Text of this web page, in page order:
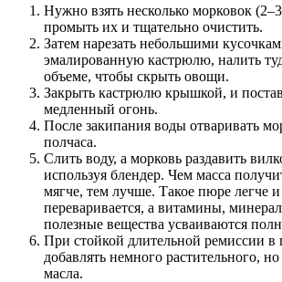
Нужно взять несколько морковок
промыть их и тщательно очистить.
Затем нарезать небольшими
эмалированную кастрюлю, налить
объеме, чтобы скрыть овощи.
Закрыть кастрюлю крышкой, и
медленный огонь.
После закипания воды отваривать
полчаса.
Слить воду, а морковь раздавить
используя блендер. Чем масса
мягче, тем лучше. Такое пюре легче
переваривается, а витамины,
полезные вещества усваиваются
При стойкой длительной ремиссии
добавлять немного растительного,
масла.